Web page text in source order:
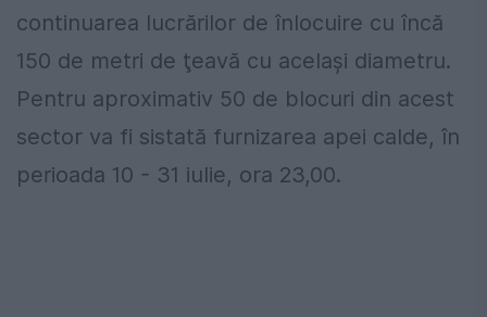
continuarea lucrărilor de înlocuire cu încă
150 de metri de ţeavă cu acelaşi diametru.
Pentru aproximativ 50 de blocuri din acest
sector va fi sistată furnizarea apei calde, în
perioada 10 - 31 iulie, ora 23,00.